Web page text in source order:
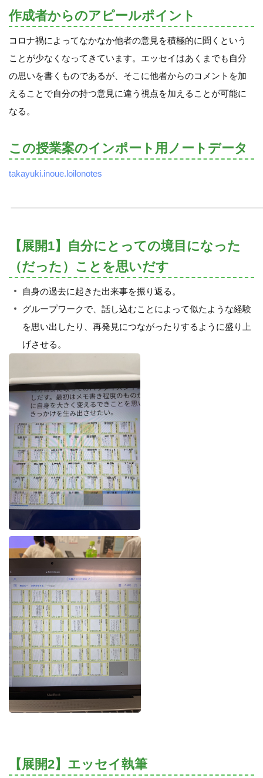
作成者からのアピールポイント
コロナ禍によってなかなか他者の意見を積極的に聞くという
ことが少なくなってきています。エッセイはあくまでも自分
の思いを書くものであるが、そこに他者からのコメントを加
えることで自分の持つ意見に違う視点を加えることが可能に
なる。
この授業案のインポート用ノートデータ
takayuki.inoue.loilonotes
【展開1】自分にとっての境目になった
（だった）ことを思いだす
自身の過去に起きた出来事を振り返る。
グループワークで、話し込むことによって似たような経験
を思い出したり、再発見につながったりするように盛り上
げさせる。
【展開2】エッセイ執筆